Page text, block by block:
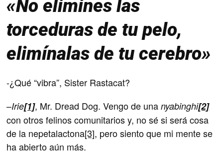
«No elimines las
torceduras de tu pelo,
elimínalas de tu cerebro»
-¿Qué “vibra”, Sister Rastacat?
–Irie[1], Mr. Dread Dog. Vengo de unanyabinghi[2]
con otros felinos comunitarios y, no sé si será cosa
de la nepetalactona[3], pero siento que mi mente se
ha abierto aún más.